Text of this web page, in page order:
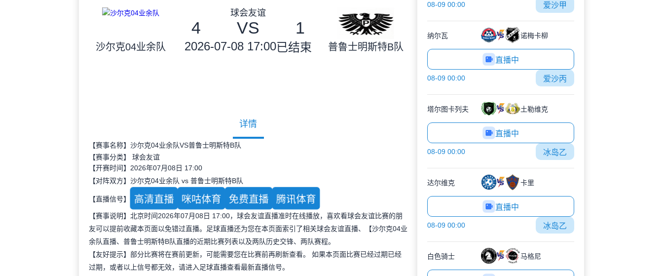
沙尔克04业余队
球会友谊
4 VS 1
2026-07-08 17:00已结束 普鲁士明斯特B队
详情
【赛事名称】沙尔克04业余队VS普鲁士明斯特B队
【赛事分类】 球会友谊
【开赛时间】2026年07月08日 17:00
【对阵双方】沙尔克04业余队 vs 普鲁士明斯特B队
【直播信号】 高清直播 咪咕体育 免费直播 腾讯体育
【赛事说明】北京时间2026年07月08日 17:00，球会友谊直播准时在线播放，喜欢看球会友谊比赛的朋
友可以提前收藏本页面以免错过直播。足球直播还为您在本页面索引了相关球会友谊直播、【沙尔克04业
余队直播、普鲁士明斯特B队直播的近期比赛列表以及两队历史交锋、两队赛程。
【友好提示】部分比赛将在赛前更新，可能需要您在比赛前再刷新查看。 如果本页面比赛已经过期已经
过期，或者以上信号都无效，请进入足球直播查看最新直播信号。
08-09 00:00 爱沙甲
纳尔瓦 诺梅卡柳
直播中
08-09 00:00 爱沙丙
塔尔图卡列夫 土勒维克
直播中
08-09 00:00 冰岛乙
达尔维克 卡里
直播中
08-09 00:00 冰岛乙
白色骑士 马格尼